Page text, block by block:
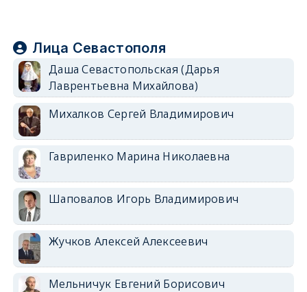
Лица Севастополя
Даша Севастопольская (Дарья
Лаврентьевна Михайлова)
Михалков Сергей Владимирович
Гавриленко Марина Николаевна
Шаповалов Игорь Владимирович
Жучков Алексей Алексеевич
Мельничук Евгений Борисович